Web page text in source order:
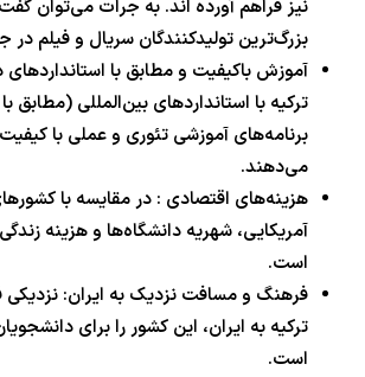
نیز فراهم آورده اند. به جرات می‌توان
بزرگ‌ترین تولیدکنندگان سریال و فیلم
آموزش باکیفیت و مطابق با استانداردهای
ترکیه با استانداردهای بین‌المللی (مطابق
برنامه‌های آموزشی تئوری و عملی با
می‌دهند.
هزینه‌های اقتصادی : در مقایسه با
آمریکایی، شهریه دانشگاه‌ها و هزینه
است.
فرهنگ و مسافت نزدیک به ایران: نزدیکی
ترکیه به ایران، این کشور را برای
است.